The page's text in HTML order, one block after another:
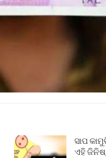
ସାପ
ଏହି